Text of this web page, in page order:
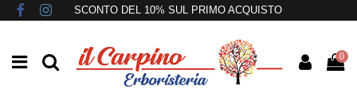
SCONTO DEL 10% SUL PRIMO ACQUISTO
0